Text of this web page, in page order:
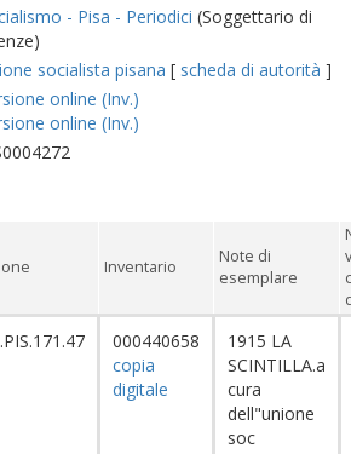
- Pisa - Periodici (Soggettario di
socialista pisana [ scheda di autorità ]
online (Inv.)
online (Inv.)
Inventario
Note di
esemplare
000440658
copia
digitale
1915 LA
SCINTILLA.a
cura
dell"unione
soc